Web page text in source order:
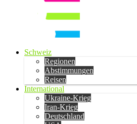
Schweiz
Regionen
Abstimmungen
Reisen
International
Ukraine-Krieg
Iran-Krieg
Deutschland